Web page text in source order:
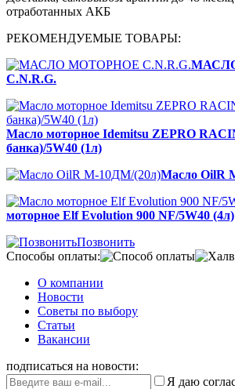
отработанных АКБ
РЕКОМЕНДУЕМЫЕ ТОВАРЫ:
C.N.R.G.
Масло моторное Idemitsu ZEPRO
банка)/5W40 (1л)
Масло OilR
моторное Elf Evolution 900 NF/5W40 (4л)
Позвонить
Способы оплаты:
О компании
Новости
Советы по выбору
Статьи
Вакансии
подписаться на новости:
Я даю